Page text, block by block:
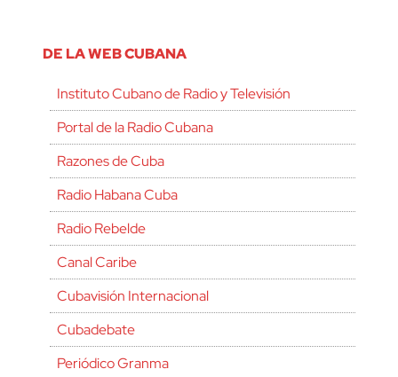
DE LA WEB CUBANA
Instituto Cubano de Radio y Televisión
Portal de la Radio Cubana
Razones de Cuba
Radio Habana Cuba
Radio Rebelde
Canal Caribe
Cubavisión Internacional
Cubadebate
Periódico Granma